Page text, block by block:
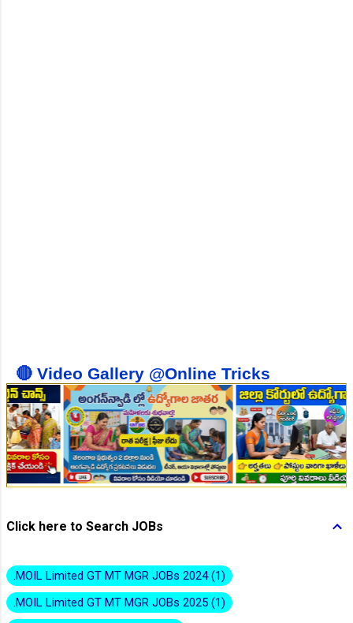
🔴 Video Gallery @Online Tricks
Click here to Search JOBs
.MOIL Limited GT MT MGR JOBs 2024 1
.MOIL Limited GT MT MGR JOBs 2025 1